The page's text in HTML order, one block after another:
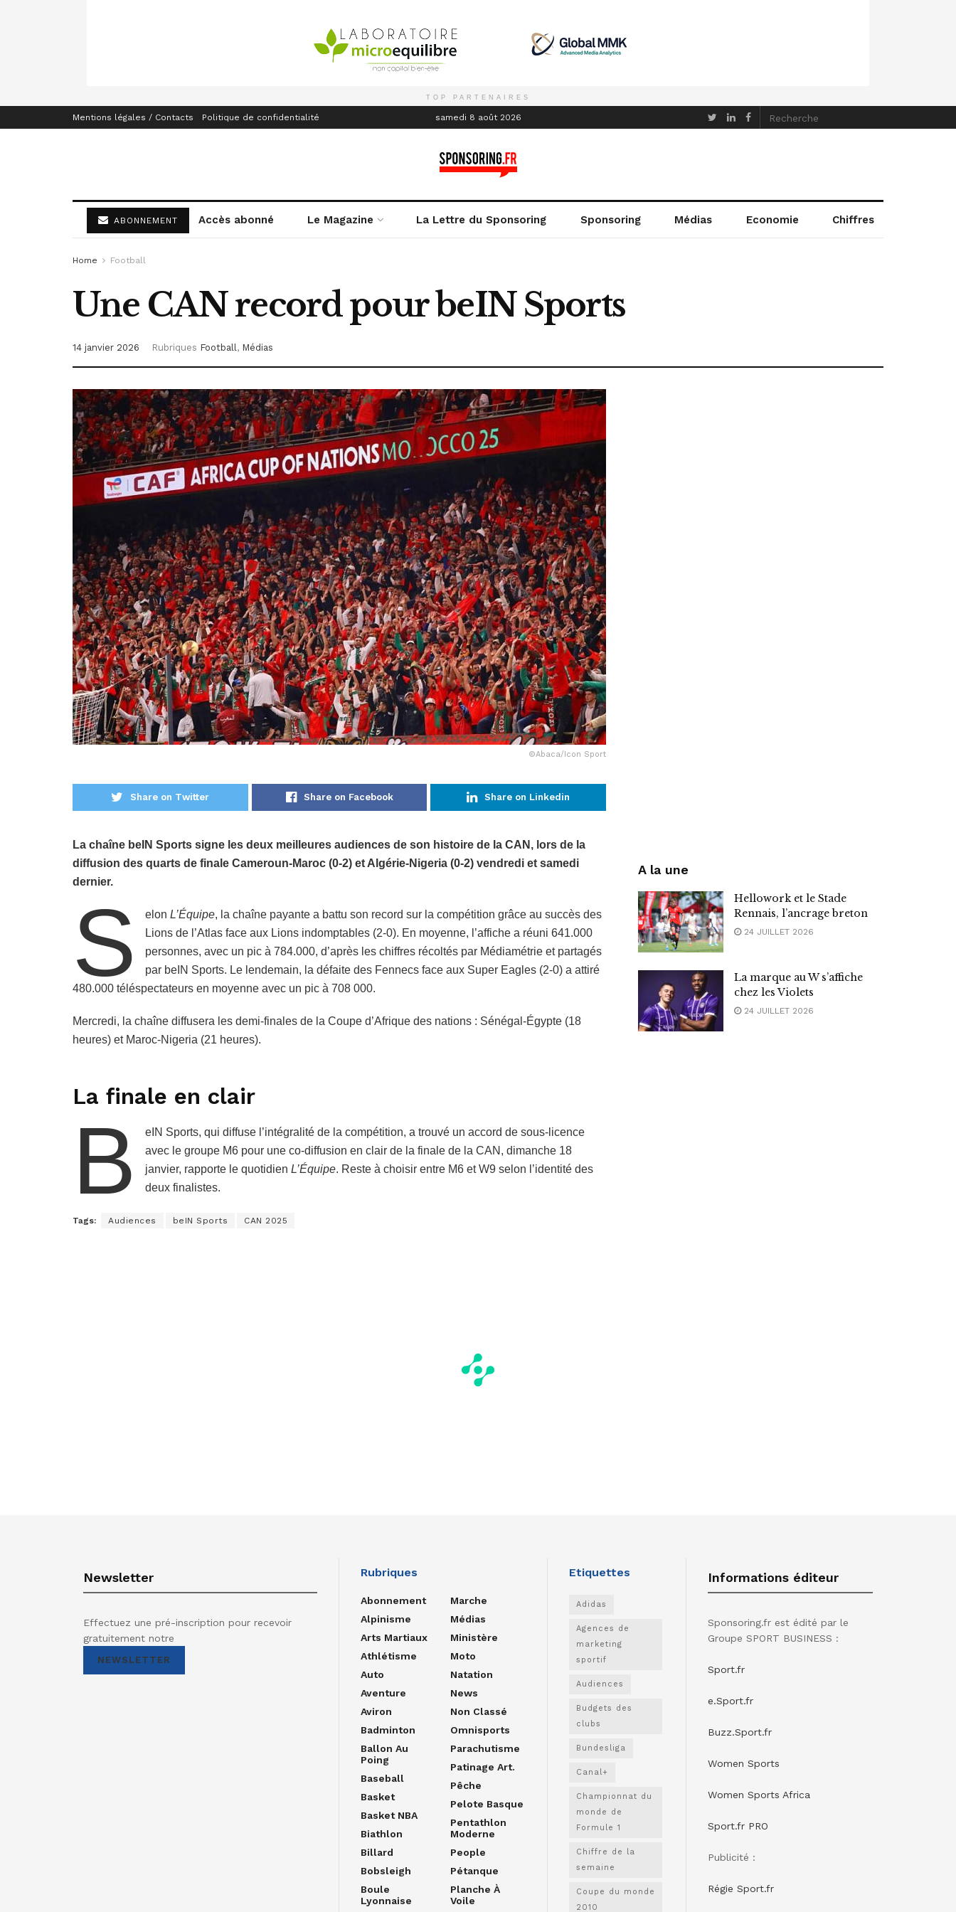
TOP PARTENAIRES
Mentions légales / Contacts Politique de confidentialité samedi 8 août 2026
ABONNEMENT Accès abonné Le Magazine La Lettre du Sponsoring Sponsoring Médias Economie Chiffres
Home Football
Une CAN record pour beIN Sports
14 janvier 2026 Rubriques Football, Médias
©Abaca/Icon Sport
Share on Twitter Share on Facebook Share on Linkedin
La chaîne beIN Sports signe les deux meilleures audiences de son histoire de la CAN, lors de la
diffusion des quarts de finale Cameroun-Maroc (0-2) et Algérie-Nigeria (0-2) vendredi et samedi
dernier.
S elonL’Équipe, la chaîne payante a battu son record sur la compétition grâce au succès des
Lions de l’Atlas face aux Lions indomptables (2-0). En moyenne, l’affiche a réuni 641.000
personnes, avec un pic à 784.000, d’après les chiffres récoltés par Médiamétrie et partagés
par beIN Sports. Le lendemain, la défaite des Fennecs face aux Super Eagles (2-0) a attiré
480.000 téléspectateurs en moyenne avec un pic à 708 000.
Mercredi, la chaîne diffusera les demi-finales de la Coupe d’Afrique des nations : Sénégal-Égypte (18
heures) et Maroc-Nigeria (21 heures).
La finale en clair
b
eIN Sports, qui diffuse l’intégralité de la compétition, a trouvé un accord de sous-licence
avec le groupe M6 pour une co-diffusion en clair de la finale de la CAN, dimanche 18
janvier, rapporte le quotidienL’Équipe. Reste à choisir entre M6 et W9 selon l’identité des
deux finalistes.
Tags: Audiences beIN Sports CAN 2025
A la une
Hellowork et le Stade
Rennais, l’ancrage breton
24 JUILLET 2026
La marque au W s’affiche
chez les Violets
24 JUILLET 2026
Newsletter
Effectuez une pré-inscription pour recevoir
gratuitement notre
NEWSLETTER
Rubriques
Abonnement
Alpinisme
Arts Martiaux
Athlétisme
Auto
Aventure
Aviron
Badminton
Ballon Au
Poing
Baseball
Basket
Basket NBA
Biathlon
Billard
Bobsleigh
Boule
Lyonnaise
Marche
Médias
Ministère
Moto
Natation
News
Non Classé
Omnisports
Parachutisme
Patinage Art.
Pêche
Pelote Basque
Pentathlon
Moderne
People
Pétanque
Planche À
Voile
Etiquettes
Adidas
Agences de
marketing
sportif
Audiences
Budgets des
clubs
Bundesliga
Canal+
Championnat du
monde de
Formule 1
Chiffre de la
semaine
Coupe du monde
2010
Informations éditeur
Sponsoring.fr est édité par le
Groupe SPORT BUSINESS :
Sport.fr
e.Sport.fr
Buzz.Sport.fr
Women Sports
Women Sports Africa
Sport.fr PRO
Publicité :
Régie Sport.fr